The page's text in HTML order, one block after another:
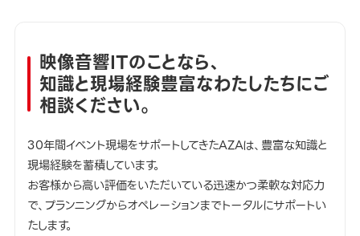
映像音響ITのことなら、
知識と現場経験豊富なわたしたちにご
相談ください。
30年間イベント現場をサポートしてきたAZAは、豊富な知識と
現場経験を蓄積しています。
お客様から高い評価をいただいている迅速かつ柔軟な対応力
で、プランニングからオペレーションまでトータルにサポートい
たします。